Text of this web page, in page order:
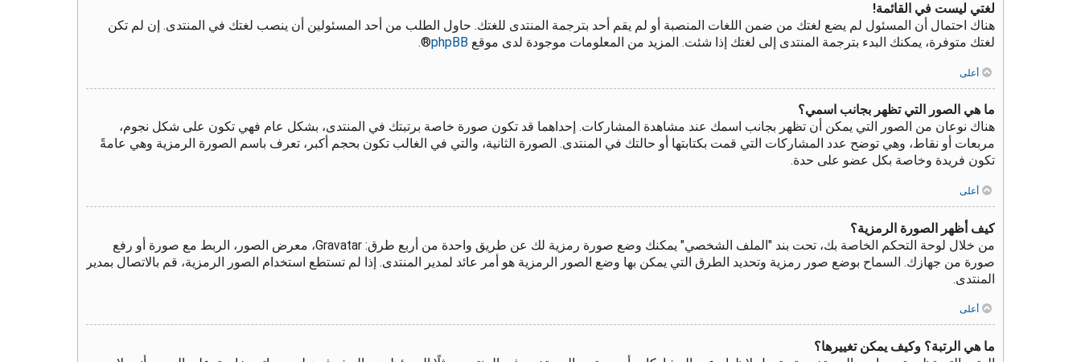
لغتي ليست في القائمة!
هناك احتمال أن المسئول لم يضع لغتك من ضمن اللغات المنصبة أو لم يقم أحد بترجمة المنتدى للغتك. حاول الطلب من أحد المسئولين أن ينصب لغتك في المنتدى. إن لم تكن
لغتك متوفرة، يمكنك البدء بترجمة المنتدى إلى لغتك إذا شئت. المزيد من المعلومات موجودة لدى موقع phpBB
®.
أعلى
ما هي الصور التي تظهر بجانب اسمي؟
هناك نوعان من الصور التي يمكن أن تظهر بجانب اسمك عند مشاهدة المشاركات. إحداهما قد تكون صورة خاصة برتبتك في المنتدى، بشكل عام فهي تكون على شكل نجوم،
مربعات أو نقاط، وهي توضح عدد المشاركات التي قمت بكتابتها أو حالتك في المنتدى. الصورة الثانية، والتي في الغالب تكون بحجم أكبر، تعرف باسم الصورة الرمزية وهي عامةً
تكون فريدة وخاصة بكل عضو على حدة.
أعلى
كيف أظهر الصورة الرمزية؟
من خلال لوحة التحكم الخاصة بك، تحت بند "الملف الشخصي" يمكنك وضع صورة رمزية لك عن طريق واحدة من أربع طرق: Gravatar، معرض الصور، الربط مع صورة أو رفع
صورة من جهازك. السماح بوضع صور رمزية وتحديد الطرق التي يمكن بها وضع الصور الرمزية هو أمر عائد لمدير المنتدى. إذا لم تستطع استخدام الصور الرمزية، قم بالاتصال بمدير
المنتدى.
أعلى
ما هي الرتبة؟ وكيف يمكن تغييرها؟